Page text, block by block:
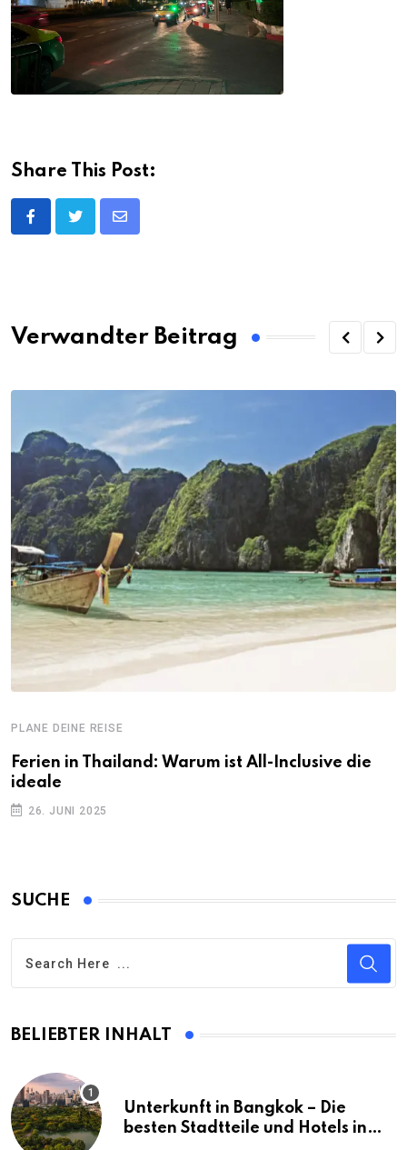
Share This Post:
Share
Verwandter Beitrag
PLANE DEINE REISE
Ferien in Thailand: Warum ist All-Inclusive die
ideale
26. JUNI 2025
SUCHE
BELIEBTER INHALT
Unterkunft in Bangkok – Die
besten Stadtteile und Hotels in